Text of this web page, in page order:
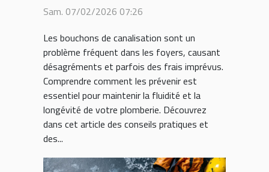
Sam. 07/02/2026 07:26
Les bouchons de canalisation sont un
problème fréquent dans les foyers, causant
désagréments et parfois des frais imprévus.
Comprendre comment les prévenir est
essentiel pour maintenir la fluidité et la
longévité de votre plomberie. Découvrez
dans cet article des conseils pratiques et
des...